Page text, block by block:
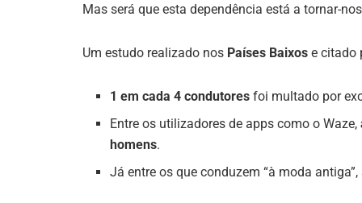
Mas será que esta dependência está a tornar-
Um estudo realizado nos Países Baixos e citado
1 em cada 4 condutores foi multado por
Entre os utilizadores de apps como o Waze,
homens.
Já entre os que conduzem “à moda